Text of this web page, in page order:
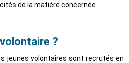
de la matière concernée.
?
jeunes volontaires sont recrutés en